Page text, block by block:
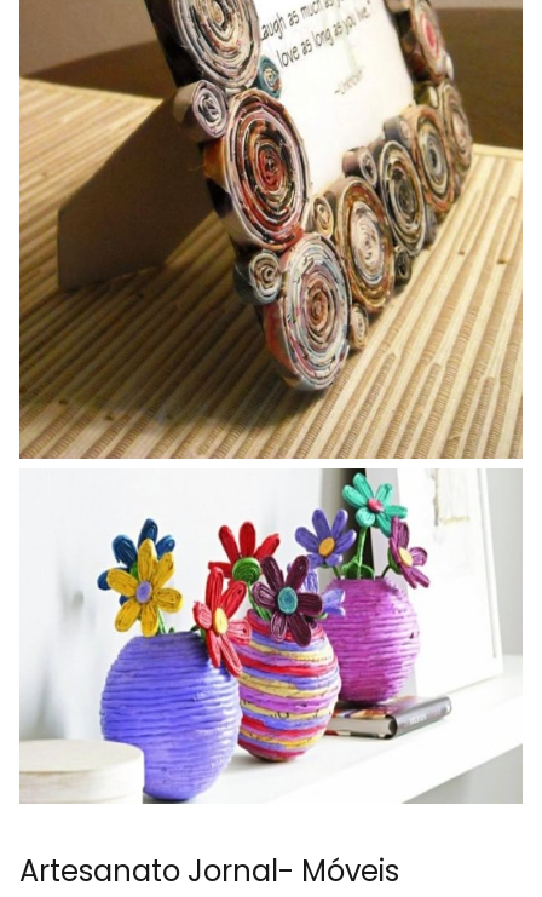
Artesanato Jornal- Móveis